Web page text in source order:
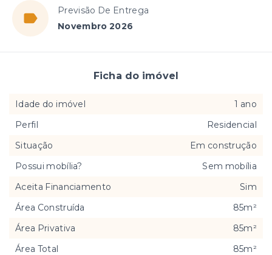
Previsão De Entrega
Novembro 2026
Ficha do imóvel
Idade do imóvel
1 ano
Perfil
Residencial
Situação
Em construção
Possui mobília?
Sem mobília
Aceita Financiamento
Sim
Área Construída
85m²
Área Privativa
85m²
Área Total
85m²